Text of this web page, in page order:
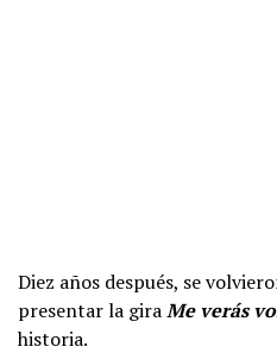
Diez años después, se
presentar la giraMe verás
historia.